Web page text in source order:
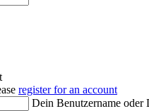
register for an account
Dein Benutzername oder